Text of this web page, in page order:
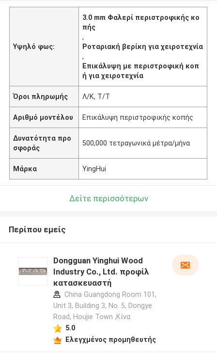
Υψηλό φως:
3.0 mm Φαλερί περιστροφικής κο
πής
,
Ροταριακή βερίκη για χειροτεχνία
,
Επικάλυψη με περιστροφική κοπ
ή για χειροτεχνία
Όροι πληρωμής Λ/Κ, Τ/Τ
Αριθμό μοντέλου Επικάλυψη περιστροφικής κοπής
Δυνατότητα προ
σφοράς
500,000 τετραγωνικά μέτρα/μήνα
Μάρκα YingHui
Δείτε περισσότερων
Περίπου εμείς
Dongguan Yinghui Wood
Industry Co., Ltd. προφίλ
κατασκευαστή
China Guangdong Room 101,
Unit 3, Building 3, No. 5, Dongye
Road, Houjie Town ,Κίνα
5.0
Ελεγχμένος προμηθευτής